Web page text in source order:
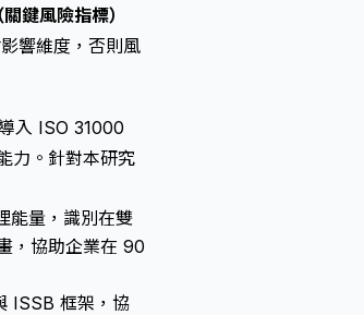
鍵風險指標）
響維度，否則風
入 ISO 31000
力。針對本研究
能量，識別在雙
，協助企業在 90
ISSB 框架，協